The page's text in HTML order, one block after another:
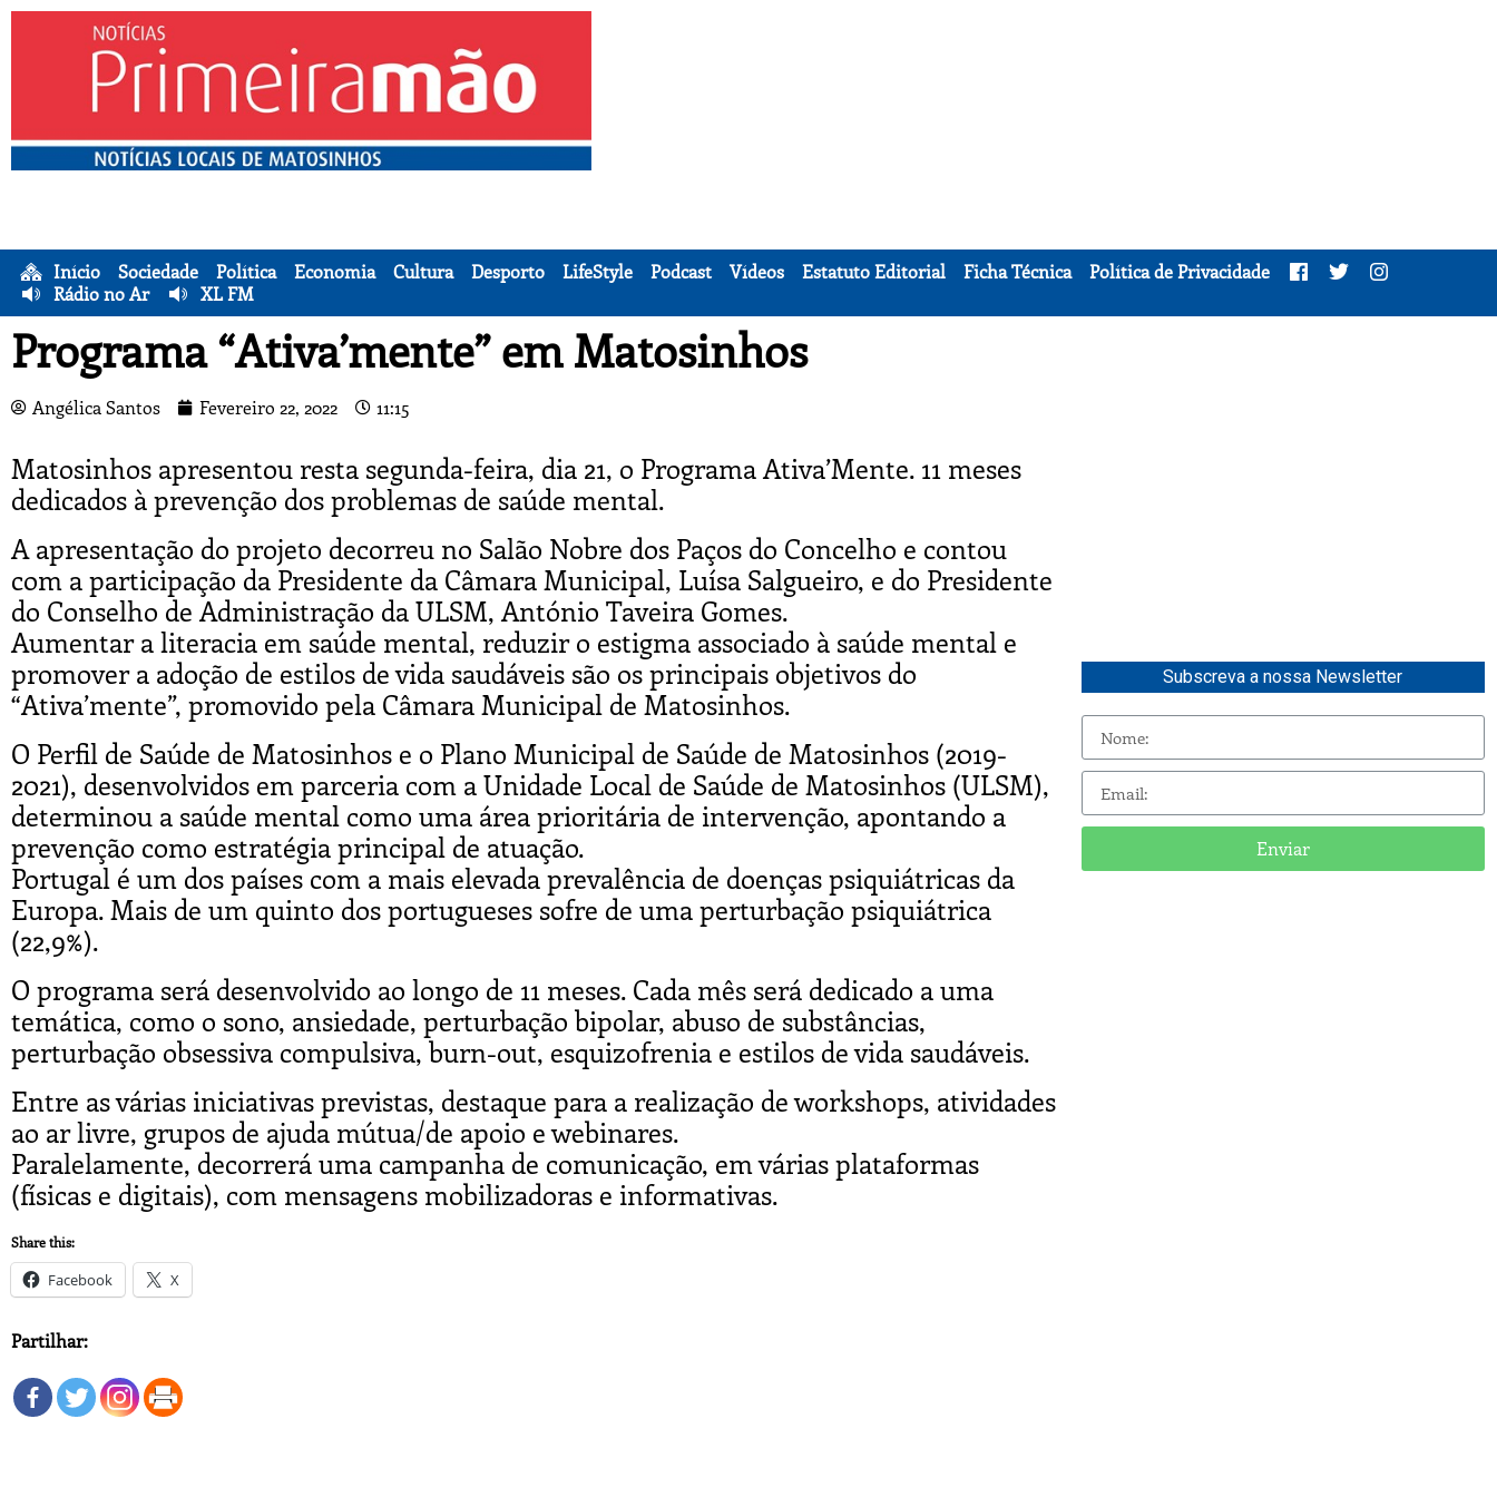
Início Sociedade Política Economia Cultura Desporto LifeStyle Podcast Vídeos Estatuto Editorial Ficha Técnica
Política de Privacidade
Rádio no Ar
XL FM
Programa “Ativa’mente” em Matosinhos
Angélica Santos Fevereiro 22, 2022 11:15
Matosinhos apresentou resta segunda-feira, dia 21, o Programa Ativa’Mente. 11 meses
dedicados à prevenção dos problemas de saúde mental.
A apresentação do projeto decorreu no Salão Nobre dos Paços do Concelho e contou
com a participação da Presidente da Câmara Municipal, Luísa Salgueiro, e do Presidente
do Conselho de Administração da ULSM, António Taveira Gomes.
Aumentar a literacia em saúde mental, reduzir o estigma associado à saúde mental e
promover a adoção de estilos de vida saudáveis são os principais objetivos do
“Ativa’mente”, promovido pela Câmara Municipal de Matosinhos.
O Perfil de Saúde de Matosinhos e o Plano Municipal de Saúde de Matosinhos (2019-
2021), desenvolvidos em parceria com a Unidade Local de Saúde de Matosinhos (ULSM),
determinou a saúde mental como uma área prioritária de intervenção, apontando a
prevenção como estratégia principal de atuação.
Portugal é um dos países com a mais elevada prevalência de doenças psiquiátricas da
Europa. Mais de um quinto dos portugueses sofre de uma perturbação psiquiátrica
(22,9%).
O programa será desenvolvido ao longo de 11 meses. Cada mês será dedicado a uma
temática, como o sono, ansiedade, perturbação bipolar, abuso de substâncias,
perturbação obsessiva compulsiva, burn-out, esquizofrenia e estilos de vida saudáveis.
Entre as várias iniciativas previstas, destaque para a realização de workshops, atividades
ao ar livre, grupos de ajuda mútua/de apoio e webinares.
Paralelamente, decorrerá uma campanha de comunicação, em várias plataformas
(físicas e digitais), com mensagens mobilizadoras e informativas.
Share this:
Facebook X
Partilhar:
Subscreva a nossa Newsletter
Enviar